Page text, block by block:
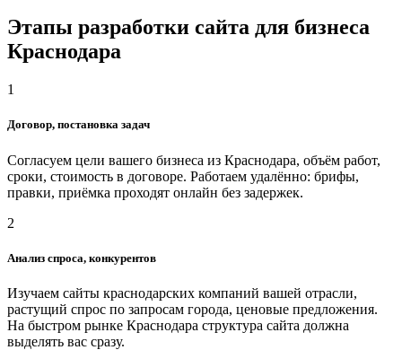
Этапы разработки сайта для бизнеса
Краснодара
1
Договор, постановка задач
Согласуем цели вашего бизнеса из Краснодара, объём работ,
сроки, стоимость в договоре. Работаем удалённо: брифы,
правки, приёмка проходят онлайн без задержек.
2
Анализ спроса, конкурентов
Изучаем сайты краснодарских компаний вашей отрасли,
растущий спрос по запросам города, ценовые предложения.
На быстром рынке Краснодара структура сайта должна
выделять вас сразу.